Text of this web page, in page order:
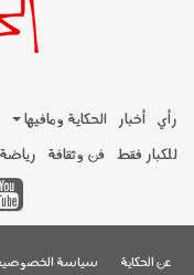
رأي أخبار الحكاية ومافيها
للكبار فقط فن وثقافة رياضة
عن الحكاية سياسة